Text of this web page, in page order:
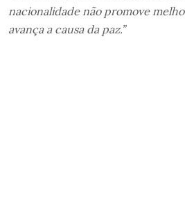
nacionalidade não promove
avança a causa da paz.”